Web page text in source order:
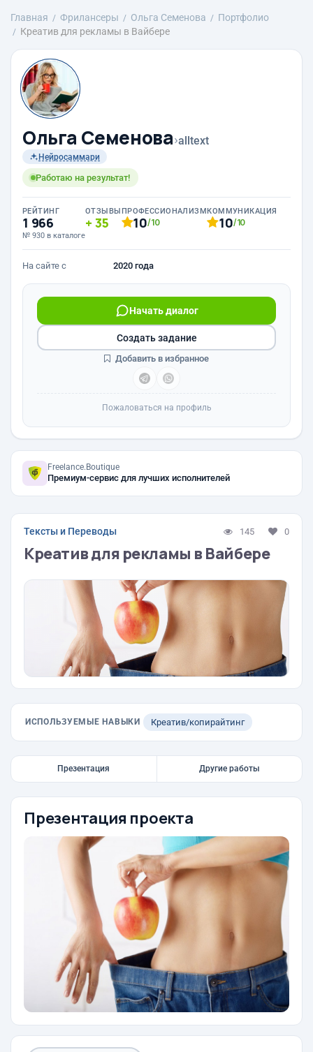
Главная Фрилансеры Ольга Семенова
Портфолио
Креатив для рекламы в Вайбере
Ольга Семенова›alltext
Нейросаммари
Работаю на результат!
РЕЙТИНГ
1 966
№ 930 в каталоге
ОТЗЫВЫ
35
ПРОФЕССИОНАЛИЗМ
10/10
КОММУНИКАЦИЯ
10/10
На сайте с 2020 года
Начать диалог
Создать задание
Добавить в избранное
Пожаловаться на профиль
Freelance.Boutique
Премиум-сервис для лучших исполнителей
Тексты и Переводы 145 0
Креатив для рекламы в Вайбере
ИСПОЛЬЗУЕМЫЕ НАВЫКИ Креатив/копирайтинг
Презентация Другие работы
Презентация проекта